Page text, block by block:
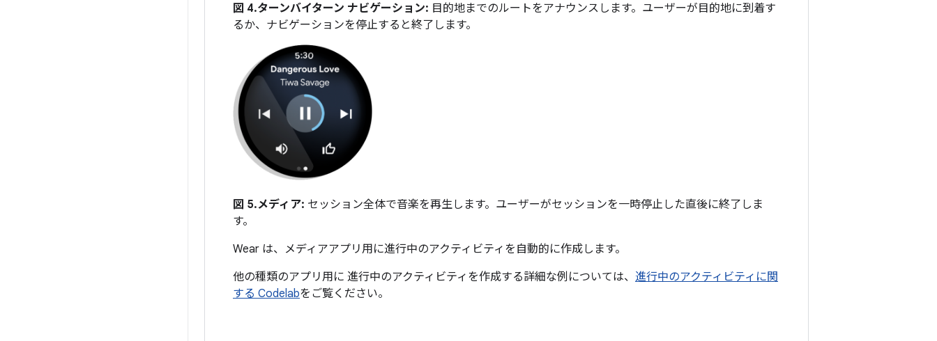
図 4.ターンバイターン ナビゲーション: 目的地までのルートをアナウンスします。ユーザーが目的地に到着す
るか、ナビゲーションを停止すると終了します。
図 5.メディア: セッション全体で音楽を再生します。ユーザーがセッションを一時停止した直後に終了しま
す。
Wear は、メディアアプリ用に進行中のアクティビティを自動的に作成します。
他の種類のアプリ用に 進行中のアクティビティを作成する詳細な例については、 進行中のアクティビティに関
する Codelabをご覧ください。